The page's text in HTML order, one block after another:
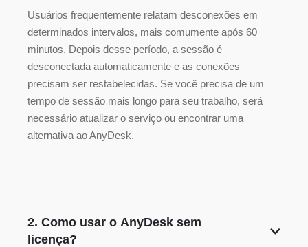
Usuários frequentemente relatam desconexões em
determinados intervalos, mais comumente após 60
minutos. Depois desse período, a sessão é
desconectada automaticamente e as conexões
precisam ser restabelecidas. Se você precisa de um
tempo de sessão mais longo para seu trabalho, será
necessário atualizar o serviço ou encontrar uma
alternativa ao AnyDesk.
2. Como usar o AnyDesk sem
licença?